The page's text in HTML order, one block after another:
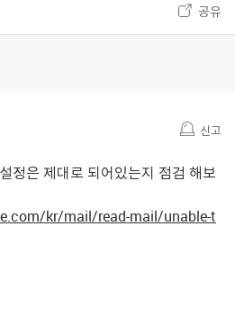
공유
신고
정은 제대로 되어있는지 점검 해보
kr/mail/read-mail/unable-t